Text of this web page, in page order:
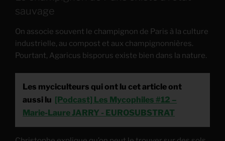
sauvage
On associe souvent le champignon de Paris à la culture
industrielle, au compost et aux champignonnières.
Pourtant, Agaricus bisporus existe bien dans la nature.
Les myciculteurs qui ont lu cet article ont
aussi lu [Podcast] Les Mycophiles #12 –
Marie-Laure JARRY - EUROSUBSTRAT